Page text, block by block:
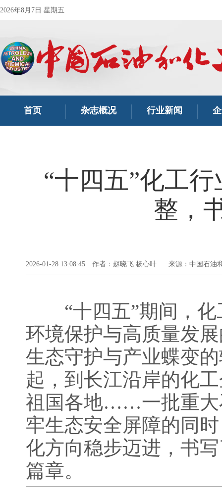
2026年8月7日 星期五
首页 杂志概况 行业新闻
“十四五”化工
整，
2026-01-28 13:08:45 作者：赵晓飞 杨心叶 来源：中国石油
“十四五”期间，化
环境保护与高质量发
生态守护与产业蝶变
起，到长江沿岸的化
祖国各地……一批重大
牢生态安全屏障的同
化方向稳步迈进，书
篇章。